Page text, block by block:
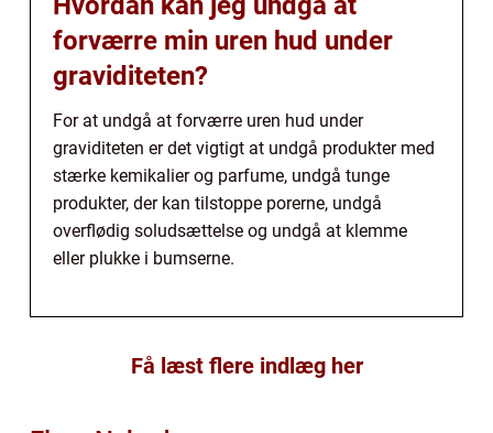
forværre min uren hud under
graviditeten?
For at undgå at forværre uren hud under
graviditeten er det vigtigt at undgå produkter med
stærke kemikalier og parfume, undgå tunge
produkter, der kan tilstoppe porerne, undgå
overflødig soludsættelse og undgå at klemme
eller plukke i bumserne.
Få læst flere indlæg her